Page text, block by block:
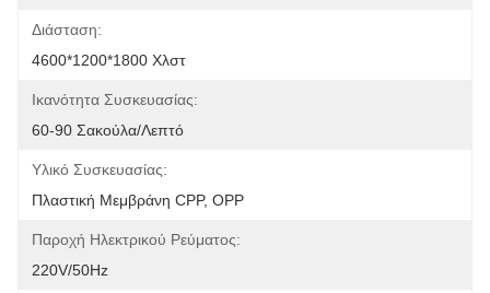
Διάσταση:
4600*1200*1800 Χλστ
Ικανότητα Συσκευασίας:
60-90 Σακούλα/λεπτό
Υλικό Συσκευασίας:
Πλαστική Μεμβράνη CPP, OPP
Παροχή Ηλεκτρικού Ρεύματος:
220V/50Hz